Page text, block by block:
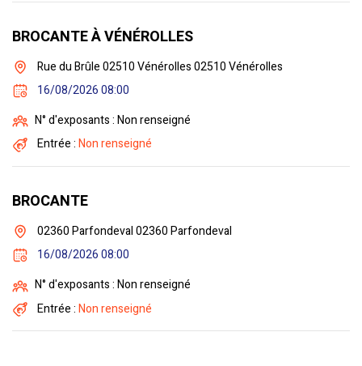
BROCANTE À VÉNÉROLLES
Rue du Brûle 02510 Vénérolles 02510 Vénérolles
16/08/2026 08:00
N° d'exposants : Non renseigné
Entrée :Non renseigné
BROCANTE
02360 Parfondeval 02360 Parfondeval
16/08/2026 08:00
N° d'exposants : Non renseigné
Entrée :Non renseigné